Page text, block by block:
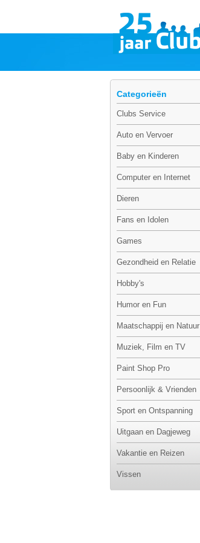
Categorieën
Clubs Service
Auto en Vervoer
Baby en Kinderen
Computer en Internet
Dieren
Fans en Idolen
Games
Gezondheid en Relatie
Hobby's
Humor en Fun
Maatschappij en Natuur
Muziek, Film en TV
Paint Shop Pro
Persoonlijk & Vrienden
Sport en Ontspanning
Uitgaan en Dagjeweg
Vakantie en Reizen
Vissen